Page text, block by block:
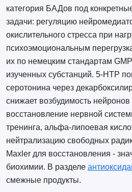
категория БАДов под
задачи: регуляцию
окислительного стресса при
психоэмоциональным
их по немецким стандартам
изученных субстанций. 5-HTP
серотонина через
снижает возбудимость
восстановление нервной
тренинга, альфа-липоевая
нейтрализацию свободных
Maxler для восстановления -
биохимии. В разделе
смежные продукты.